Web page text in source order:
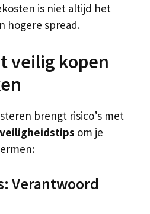
is niet altijd het
hogere spread.
veilig kopen
brengt risico’s met
veiligheidstips om je
Verantwoord